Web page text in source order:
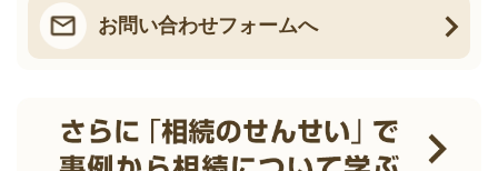
お問い合わせフォームへ